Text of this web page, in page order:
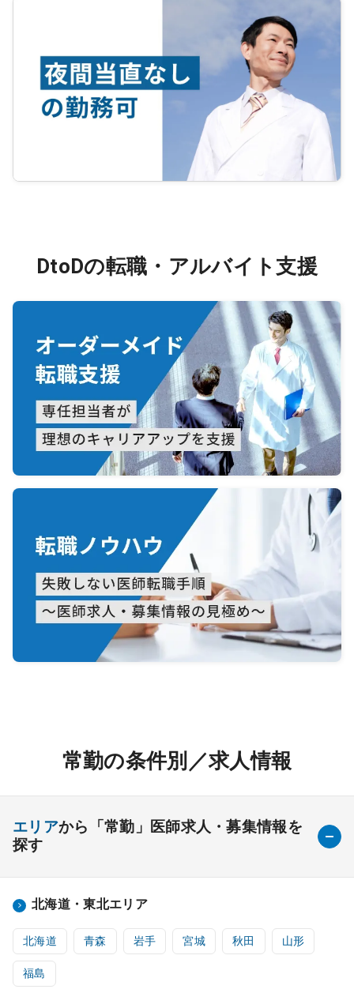
DtoDの転職・アルバイト支援
常勤の条件別／求人情報
エリアから「常勤」医師求人・募集情報を
探す
北海道・東北エリア
北海道 青森 岩手 宮城 秋田 山形
福島